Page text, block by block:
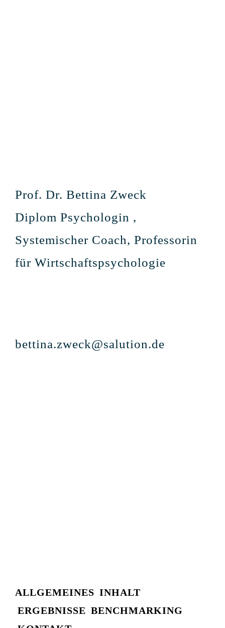
Prof. Dr. Bettina Zweck
Diplom Psychologin ,
Systemischer Coach, Professorin
für Wirtschaftspsychologie
bettina.zweck@salution.de
ALLGEMEINES INHALT
ERGEBNISSE BENCHMARKING